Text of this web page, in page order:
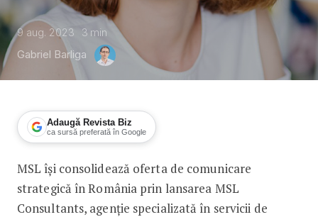
9 aug. 2023 3 min
Gabriel Barliga
Adaugă Revista Biz
ca sursă preferată în Google
MSL își consolidează oferta de
MSL își consolidează oferta de comunicare
strategică în România prin lansarea MSL
Consultants, agenție specializată în servicii de